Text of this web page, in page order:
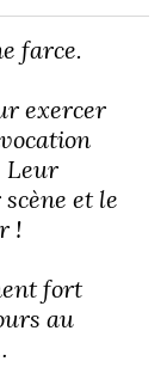
farce.
exercer
Leur
et le
!
fort
au